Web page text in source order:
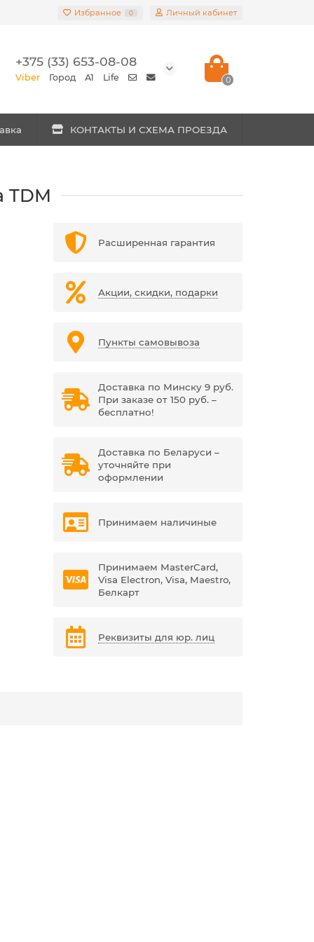
Избранное 0 Личный кабинет
+375 (33) 653-08-08
Viber Город A1 Life 0
КОНТАКТЫ И СХЕМА ПРОЕЗДА
TDM
Расширенная гарантия
Акции, скидки, подарки
Пункты самовывоза
Доставка по Минску 9 руб.
При заказе от 150 руб. –
бесплатно!
Доставка по Беларуси –
уточняйте при
оформлении
Принимаем наличиные
Принимаем MasterCard,
Visa Electron, Visa, Maestro,
Белкарт
Реквизиты для юр. лиц